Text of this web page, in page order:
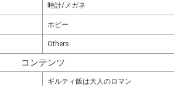
時計/メガネ
ホビー
Others
コンテンツ
ギルティ飯は大人のロマン